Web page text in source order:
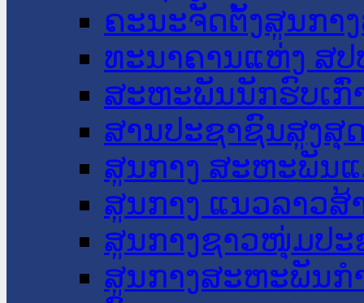
ຄະນະຈັດຕັ້ງສູນກາ
ທະນາຄານແຫ່ງ ສປ
ສະຫະພັນນັກຮົບເກົ່
ສານປະຊາຊົນສູງສຸ
ສູນກາງ ສະຫະພັນ
ສູນກາງ ແນວລາວສ້
ສູນກາງຊາວໜຸ່ມປະ
ສູນກາງສະຫະພັນກ